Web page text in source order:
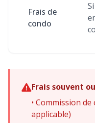
Frais de
condo
Frais souvent
• Commission
applicable)